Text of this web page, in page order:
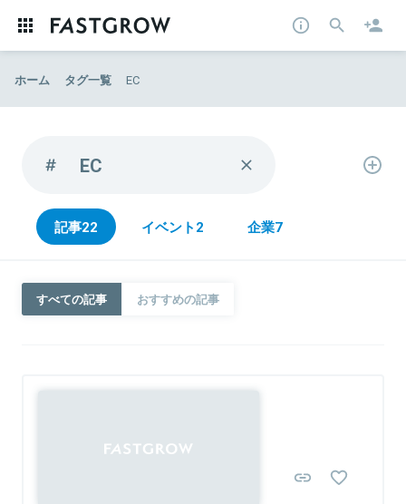
ホーム タグ一覧 EC
EC
記事22 イベント2 企業7
すべての記事 おすすめの記事